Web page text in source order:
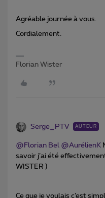
Agréable journée à vous.
Cordialement.
Florian Wister
Serge_PTV AUTEUR
@Florian Bel @AurélienK
savoir j’ai été
WISTER )
Ce que je voulais c’est